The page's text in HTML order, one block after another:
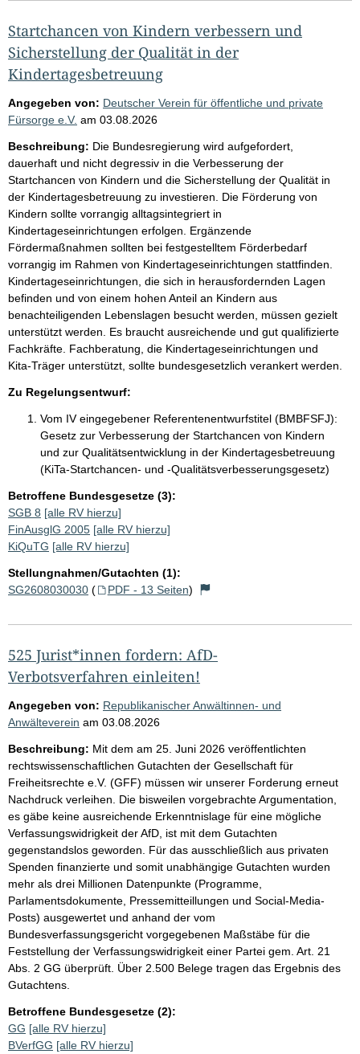
Startchancen von Kindern verbessern und
Sicherstellung der Qualität in der
Kindertagesbetreuung
Angegeben von: Deutscher Verein für öffentliche und private
Fürsorge e.V. am 03.08.2026
Beschreibung: Die Bundesregierung wird aufgefordert,
dauerhaft und nicht degressiv in die Verbesserung der
Startchancen von Kindern und die Sicherstellung der Qualität in
der Kindertagesbetreuung zu investieren. Die Förderung von
Kindern sollte vorrangig alltagsintegriert in
Kindertageseinrichtungen erfolgen. Ergänzende
Fördermaßnahmen sollten bei festgestelltem Förderbedarf
vorrangig im Rahmen von Kindertageseinrichtungen stattfinden.
Kindertageseinrichtungen, die sich in herausfordernden Lagen
befinden und von einem hohen Anteil an Kindern aus
benachteiligenden Lebenslagen besucht werden, müssen gezielt
unterstützt werden. Es braucht ausreichende und gut qualifizierte
Fachkräfte. Fachberatung, die Kindertageseinrichtungen und
Kita-Träger unterstützt, sollte bundesgesetzlich verankert werden.
Zu Regelungsentwurf:
Vom IV eingegebener Referentenentwurfstitel (BMBFSFJ):
Gesetz zur Verbesserung der Startchancen von Kindern
und zur Qualitätsentwicklung in der Kindertagesbetreuung
(KiTa-Startchancen- und -Qualitätsverbesserungsgesetz)
Betroffene Bundesgesetze (3):
SGB 8 [alle RV hierzu]
FinAusglG 2005 [alle RV hierzu]
KiQuTG [alle RV hierzu]
Stellungnahmen/Gutachten (1):
SG2608030030 ( PDF - 13 Seiten)
525 Jurist*innen fordern: AfD-
Verbotsverfahren einleiten!
Angegeben von: Republikanischer Anwältinnen- und
Anwälteverein am 03.08.2026
Beschreibung: Mit dem am 25. Juni 2026 veröffentlichten
rechtswissenschaftlichen Gutachten der Gesellschaft für
Freiheitsrechte e.V. (GFF) müssen wir unserer Forderung erneut
Nachdruck verleihen. Die bisweilen vorgebrachte Argumentation,
es gäbe keine ausreichende Erkenntnislage für eine mögliche
Verfassungswidrigkeit der AfD, ist mit dem Gutachten
gegenstandslos geworden. Für das ausschließlich aus privaten
Spenden finanzierte und somit unabhängige Gutachten wurden
mehr als drei Millionen Datenpunkte (Programme,
Parlamentsdokumente, Pressemitteillungen und Social-Media-
Posts) ausgewertet und anhand der vom
Bundesverfassungsgericht vorgegebenen Maßstäbe für die
Feststellung der Verfassungswidrigkeit einer Partei gem. Art. 21
Abs. 2 GG überprüft. Über 2.500 Belege tragen das Ergebnis des
Gutachtens.
Betroffene Bundesgesetze (2):
GG [alle RV hierzu]
BVerfGG [alle RV hierzu]